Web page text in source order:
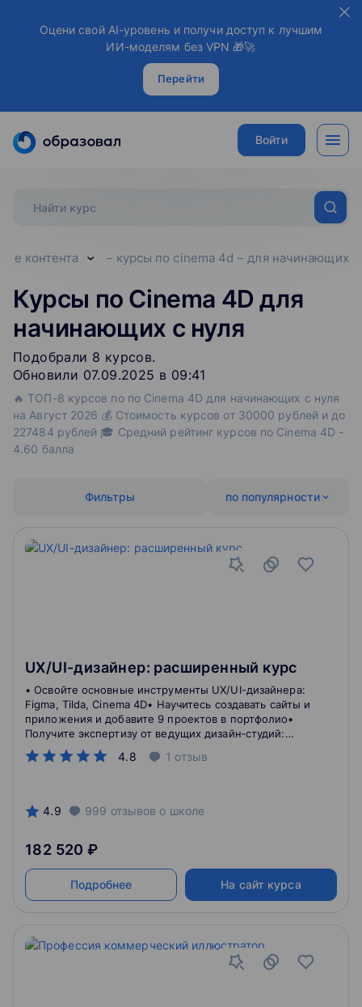
Оцени свой AI-уровень и получи доступ к лучшим
ИИ-моделям без VPN 🎁🚀
Перейти
Войти
контента курсы по cinema 4d для начинающих
Курсы по Cinema 4D для
начинающих с нуля
Подобрали 8 курсов.
Обновили 07.09.2025 в 09:41
🔥 ТОП-8 курсов по по Cinema 4D для начинающих с нуля
на Август 2026 💰 Стоимость курсов от 30000 рублей и до
227484 рублей 🎓 Средний рейтинг курсов по Cinema 4D -
4.60 балла
по популярности
Фильтры
UX/UI-дизайнер: расширенный курс
4.8 1 отзыв
• Освойте основные инструменты UX/UI-дизайнера:
Figma, Tilda, Cinema 4D• Научитесь создавать сайты и
приложения и добавите 9 проектов в портфолио•
Получите экспертизу от ведущих дизайн‑студий:
AGIMA, Mish.design, ITECH, MateÇa и «Атвинта»
4.9 999 отзывов о школе
182 520 ₽
Подробнее На сайт курса